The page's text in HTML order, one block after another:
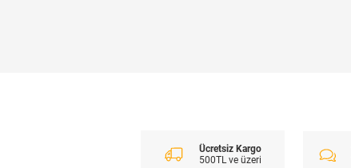
Ücretsiz Kargo
500TL ve üzeri